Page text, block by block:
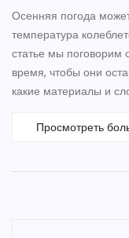
Осенняя погода
температура
статье мы поговорим
время, чтобы они
какие материалы и
выбору обуви и
Просмотреть